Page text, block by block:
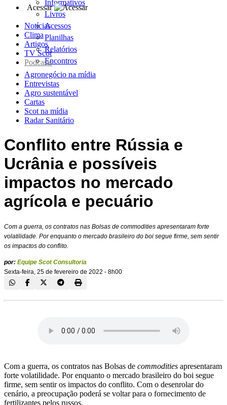
Informativos
Livros
Acessos
Planilhas
Relatórios
Encontros
Acessar
Notícias
Clima
Artigos
TV Scot
Podcasts
Agronegócio na mídia
Entrevistas
Agro sustentável
Cartas
Scot na mídia
Radar Sanitário
Conflito entre Rússia e
Ucrânia e possíveis
impactos no mercado
agrícola e pecuário
Com a guerra, os contratos nas Bolsas de commodities apresentaram forte
volatilidade. Por enquanto o mercado brasileiro do boi segue firme, sem sentir
os impactos do conflito.
por: Equipe Scot Consultoria
Sexta-feira, 25 de fevereiro de 2022 - 8h00
Com a guerra, os contratos nas Bolsas de commodities apresentaram
forte volatilidade. Por enquanto o mercado brasileiro do boi segue
firme, sem sentir os impactos do conflito. Com o desenrolar do
cenário, a preocupação poderá se voltar para o fornecimento de
fertilizantes pelos russos.